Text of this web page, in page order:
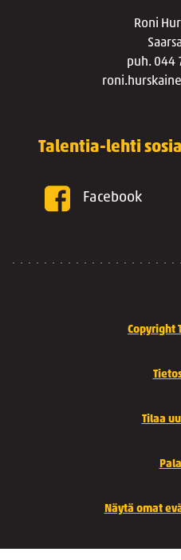
Roni
puh. 044
Talentia-lehti
Facebook
Copyright
Tilaa
Näytä omat